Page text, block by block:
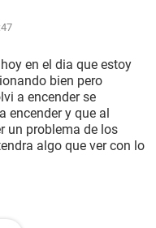
en el dia que estoy
bien pero
a encender se
encender y que al
un problema de los
algo que ver con lo